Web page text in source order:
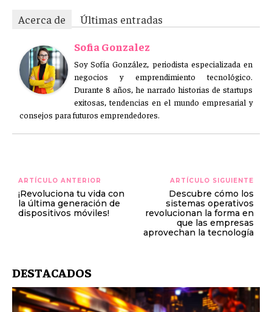
Acerca de
Últimas entradas
Sofia Gonzalez
Soy Sofía González, periodista especializada en
negocios y emprendimiento tecnológico.
Durante 8 años, he narrado historias de startups
exitosas, tendencias en el mundo empresarial y
consejos para futuros emprendedores.
ARTÍCULO ANTERIOR
¡Revoluciona tu vida con
la última generación de
dispositivos móviles!
ARTÍCULO SIGUIENTE
Descubre cómo los
sistemas operativos
revolucionan la forma en
que las empresas
aprovechan la tecnología
DESTACADOS